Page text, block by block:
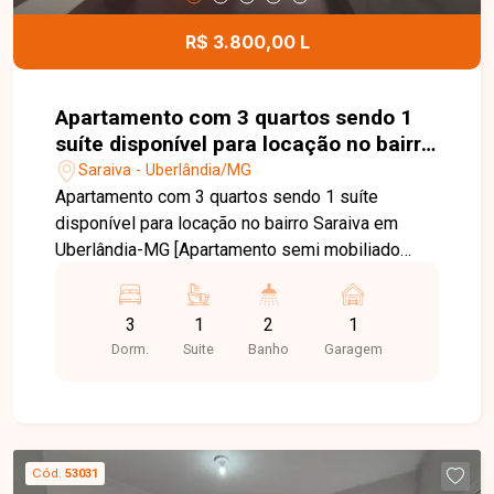
possibilidades de utilização. Entre em contato
para mais informações e agende uma visita para
R$ 3.800,00 L
Apartamento com 3 quartos sendo 1
suíte disponível para locação no bairro
Saraiva em Uberlândia-MG
Saraiva - Uberlândia/MG
Apartamento com 3 quartos sendo 1 suíte
disponível para locação no bairro Saraiva em
Uberlândia-MG [Apartamento semi mobiliado
condicionado, mesa de jantar, sofá, e painel de
TV, cozinha completa com armários, fogão,
geladeira, alguns utensílios, área de serviço com
elevador
3
Dorm.
1
Suite
2
Banho
1
Garagem
Cód. 53031